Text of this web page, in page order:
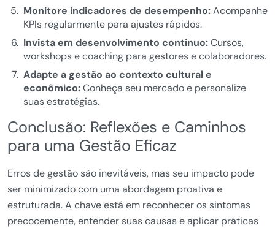
Monitore indicadores de desempenho:Acompanhe
KPIs regularmente para ajustes rápidos.
Invista em desenvolvimento contínuo:Cursos,
workshops e coaching para gestores e colaboradores.
Adapte a gestão ao contexto cultural e
econômico:Conheça seu mercado e personalize
suas estratégias.
Conclusão: Reflexões e Caminhos
para uma Gestão Eficaz
Erros de gestão são inevitáveis, mas seu impacto pode
ser minimizado com uma abordagem proativa e
estruturada. A chave está em reconhecer os sintomas
precocemente, entender suas causas e aplicar práticas